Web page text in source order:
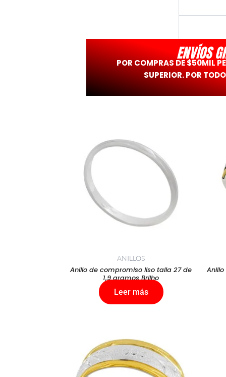
ENVÍOS
POR COMPRAS DE $50MIL
SUPERIOR. POR
ANILLOS
Anillo de compromiso liso talla 27 de
1,9 gramos Brilho
Leer más